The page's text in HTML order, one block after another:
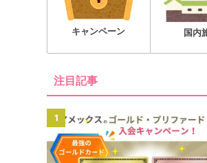
キャンペーン 国内
注目記事
1